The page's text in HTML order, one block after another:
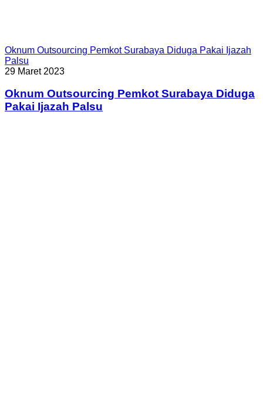
Oknum Outsourcing Pemkot Surabaya Diduga Pakai Ijazah
Palsu
29 Maret 2023
Oknum Outsourcing Pemkot Surabaya Diduga
Pakai Ijazah Palsu